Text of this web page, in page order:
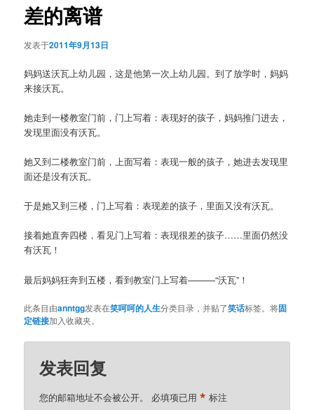
差的离谱
发表于2011年9月13日
妈妈送沃瓦上幼儿园，这是他第一次上幼儿园。到了放学时，妈妈
来接沃瓦。
她走到一楼教室门前，门上写着：表现好的孩子，妈妈推门进去，
发现里面没有沃瓦。
她又到二楼教室门前，上面写着：表现一般的孩子，她进去发现里
面还是没有沃瓦。
于是她又到三楼，门上写着：表现差的孩子，里面又没有沃瓦。
接着她直奔四楼，看见门上写着：表现很差的孩子……里面仍然没
有沃瓦！
最后妈妈狂奔到五楼，看到教室门上写着———“沃瓦”！
此条目由anntgg发表在笑呵呵的人生分类目录，并贴了笑话标签。将固
定链接加入收藏夹。
发表回复
您的邮箱地址不会被公开。 必填项已用* 标注